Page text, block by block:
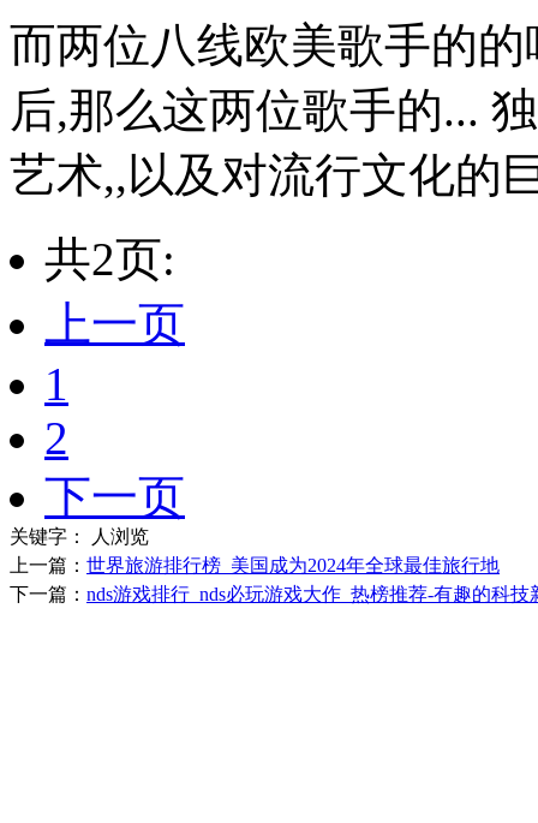
而两位八线欧美歌手的
后,那么这两位歌手的...
艺术,,以及对流行文化的
共2页:
上一页
1
2
下一页
关键字：
人浏览
上一篇： 世界旅游排行榜_美国成为2024年全球最佳旅行地
下一篇： nds游戏排行_nds必玩游戏大作_热榜推荐-有趣的科技